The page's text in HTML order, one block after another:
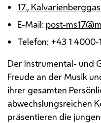
17.,
E-Mail: post-
Telefon: +43 1 4000-
Der Instrumental- und
Freude an der Musik
ihrer gesamten
abwechslungsreichen
präsentieren die